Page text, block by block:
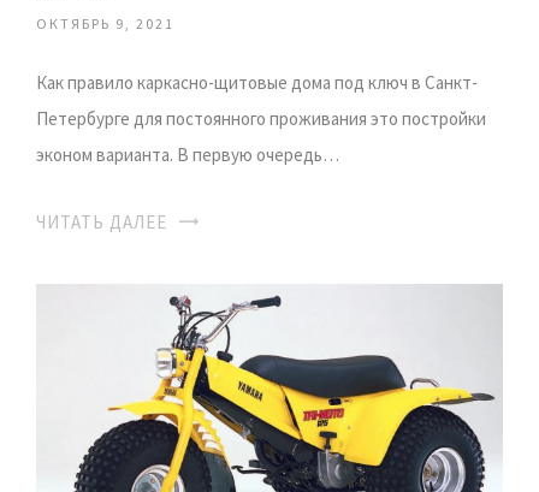
ОКТЯБРЬ 9, 2021
Как правило каркасно-щитовые дома под ключ в Санкт-
Петербурге для постоянного проживания это постройки
эконом варианта. В первую очередь…
ЧИТАТЬ ДАЛЕЕ